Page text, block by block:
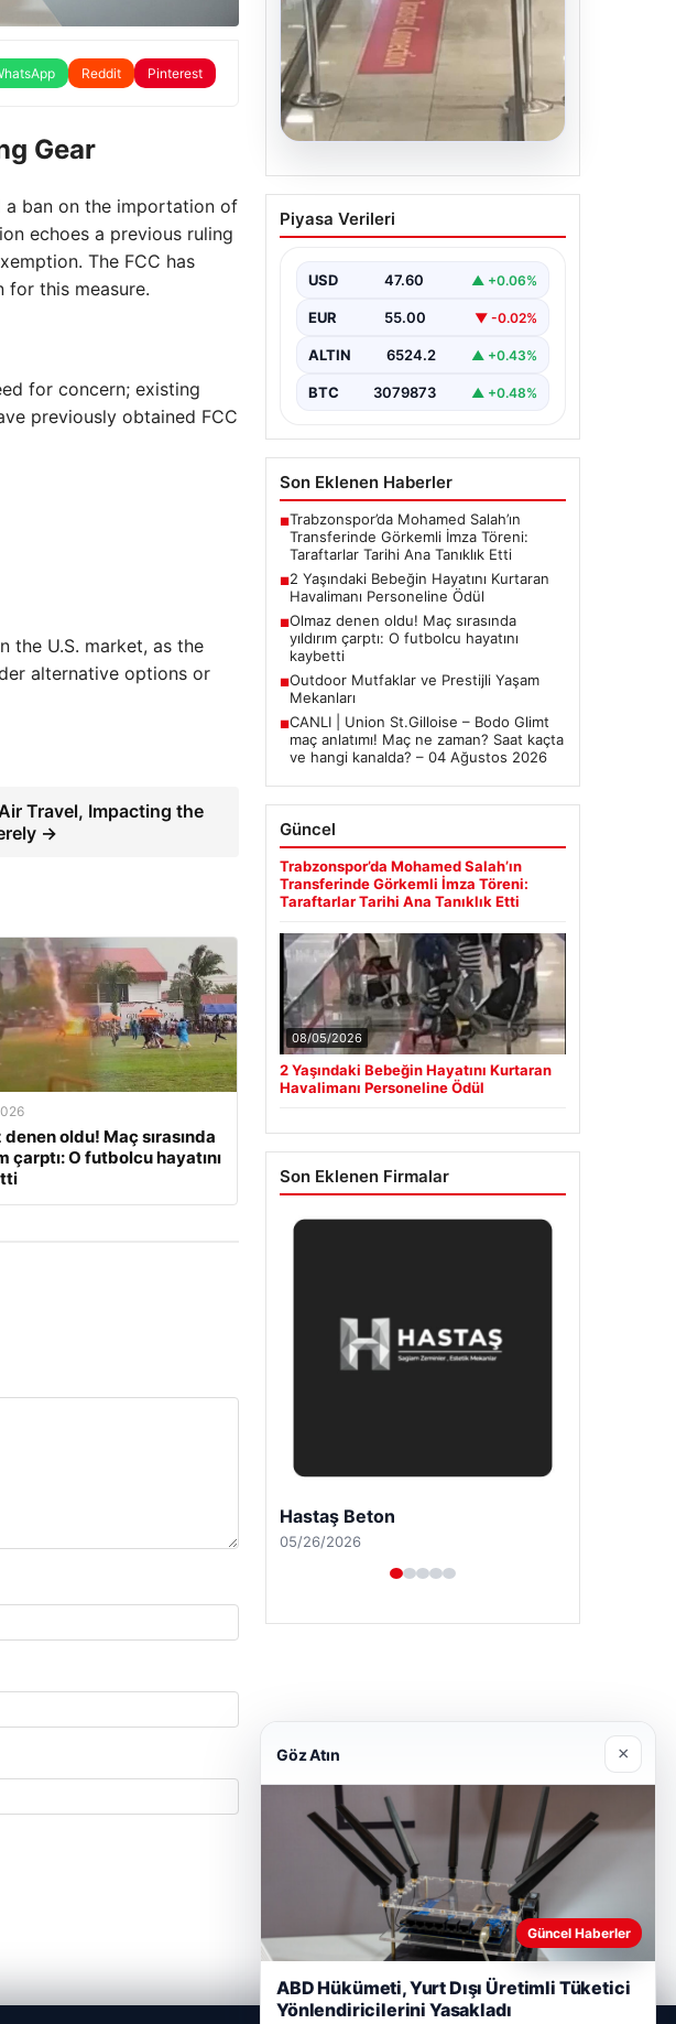
Reddit Pinterest
Gear
a ban on the importation of
echoes a previous ruling
The FCC has
for this measure.
for concern; existing
previously obtained FCC
the U.S. market, as the
alternative options or
Travel, Impacting the
→
oldu! Maç sırasında
çarptı: O futbolcu hayatını
05.08.2026
2 Yaşındaki Bebeğin
Hayatını Kurtaran
Ödül
İstanbul Sabiha Gökçen
Havalimanı’nda yaşanan kritik bir
olayda, 2 yaşındaki Liam isimli bir
çocuğun…
Piyasa Verileri
USD 47.60 ▲ +0.06%
EUR 55.00 ▼ -0.02%
ALTIN 6524.2 ▲ +0.43%
BTC 3079873 ▲ +0.48%
Son Eklenen Haberler
■Trabzonspor’da Mohamed Salah’ın
Transferinde Görkemli İmza Töreni:
Taraftarlar Tarihi Ana Tanıklık Etti
■2 Yaşındaki Bebeğin Hayatını Kurtaran
Havalimanı Personeline Ödül
■Olmaz denen oldu! Maç sırasında
yıldırım çarptı: O futbolcu hayatını
kaybetti
■Outdoor Mutfaklar ve Prestijli Yaşam
Mekanları
■CANLI | Union St.Gilloise – Bodo Glimt
maç anlatımı! Maç ne zaman? Saat kaçta
ve hangi kanalda? – 04 Ağustos 2026
Güncel
Trabzonspor’da Mohamed Salah’ın
Transferinde Görkemli İmza Töreni:
Taraftarlar Tarihi Ana Tanıklık Etti
08/05/2026
2 Yaşındaki Bebeğin Hayatını Kurtaran
Havalimanı Personeline Ödül
Son Eklenen Firmalar
Hastaş Beton
05/26/2026
Göz Atın ×
Güncel Haberler
ABD Hükümeti, Yurt Dışı Üretimli Tüketici
Yönlendiricilerini Yasakladı